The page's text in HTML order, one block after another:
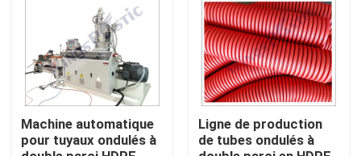
Machine d'extrudeuse de tuyau de PVC
Chaîne de production de tuyau de PPR
Machine d'extrudeuse de tuyau de PE
Machine automatique
pour tuyaux ondulés à
Ligne de production
de tubes ondulés à